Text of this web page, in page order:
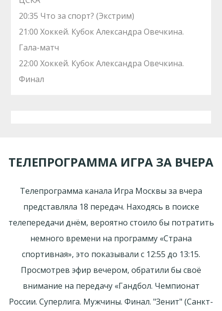
20:35 Что за спорт? (Экстрим)
21:00 Хоккей. Кубок Александра Овечкина.
Гала-матч
22:00 Хоккей. Кубок Александра Овечкина.
Финал
ТЕЛЕПРОГРАММА ИГРА ЗА ВЧЕРА
Телепрограмма канала Игра Москвы за вчера
представляла 18 передач. Находясь в поиске
телепередачи днём, вероятно стоило бы потратить
немного времени на программу «Страна
спортивная», это показывали с 12:55 до 13:15.
Просмотрев эфир вечером, обратили бы своё
внимание на передачу «Гандбол. Чемпионат
России. Суперлига. Мужчины. Финал. "Зенит" (Санкт-